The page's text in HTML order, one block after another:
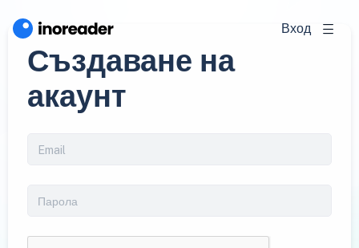
Вход
Създаване на
акаунт